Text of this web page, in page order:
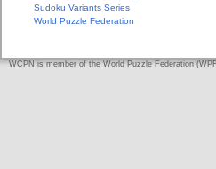
Sudoku Variants Series
World Puzzle Federation
WCPN is member of the World Puzzle Federation